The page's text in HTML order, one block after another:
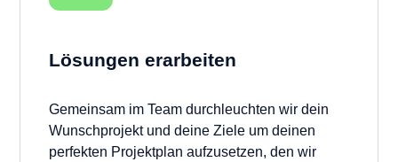
Lösungen erarbeiten
Gemeinsam im Team durchleuchten wir dein
Wunschprojekt und deine Ziele um deinen
perfekten Projektplan aufzusetzen, den wir